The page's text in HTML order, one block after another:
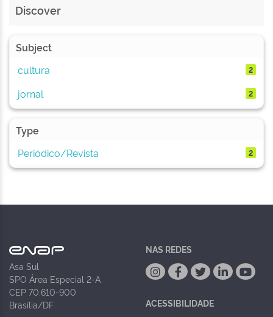
Discover
Subject
cultura
2
jornal 2
Type
Periódico/Revista
2
Asa Sul
SPO Área Especial 2-A
CEP 70.610-900
Brasília/DF
NAS REDES
ACESSIBILIDADE